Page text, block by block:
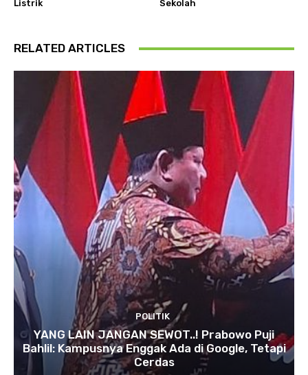
Listrik Sekolah
RELATED ARTICLES
POLITIK
YANG LAIN JANGAN SEWOT..! Prabowo Puji
Bahlil: Kampusnya Enggak Ada di Google, Tetapi
Cerdas